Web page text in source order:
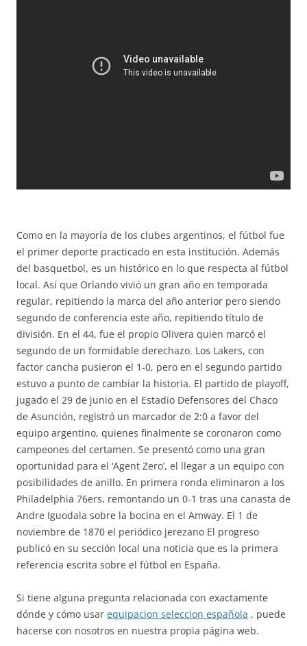
Como en la mayoría de los clubes argentinos, el fútbol fue
el primer deporte practicado en esta institución. Además
del basquetbol, es un histórico en lo que respecta al fútbol
local. Así que Orlando vivió un gran año en temporada
regular, repitiendo la marca del año anterior pero siendo
segundo de conferencia este año, repitiendo título de
división. En el 44, fue el propio Olivera quien marcó el
segundo de un formidable derechazo. Los Lakers, con
factor cancha pusieron el 1-0, pero en el segundo partido
estuvo a punto de cambiar la historia. El partido de playoff,
jugado el 29 de junio en el Estadio Defensores del Chaco
de Asunción, registró un marcador de 2:0 a favor del
equipo argentino, quienes finalmente se coronaron como
campeones del certamen. Se presentó como una gran
oportunidad para el ‘Agent Zero’, el llegar a un equipo con
posibilidades de anillo. En primera ronda eliminaron a los
Philadelphia 76ers, remontando un 0-1 tras una canasta de
Andre Iguodala sobre la bocina en el Amway. El 1 de
noviembre de 1870 el periódico jerezano El progreso
publicó en su sección local una noticia que es la primera
referencia escrita sobre el fútbol en España.
Si tiene alguna pregunta relacionada con exactamente
dónde y cómo usar equipacion seleccion española , puede
hacerse con nosotros en nuestra propia página web.